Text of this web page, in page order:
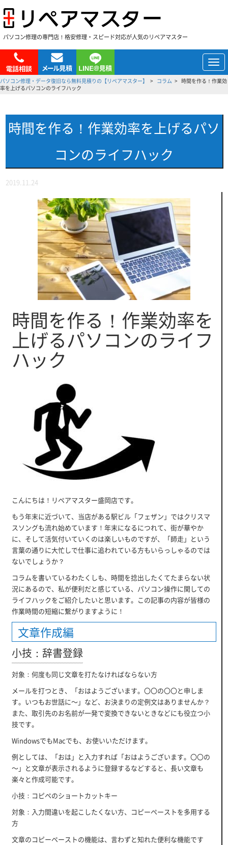
パソコン修理の専門店！格安修理・スピード対応が人気のリペアマスター
メ
ニ
ュ
パソコン修理・データ復旧なら無料見積りの【リペアマスター】 コラム
時間を作る！作業効
率を上げるパソコンのライフハック
時間を作る！作業効率を上げるパソ
コンのライフハック
2019.11.24
時間を作る！作業効率を
上げるパソコンのライフ
ハック
こんにちは！リペアマスター盛岡店です。
もう年末に近づいて、当店がある駅ビル「フェザン」ではクリスマ
スソングも流れ始めています！年末になるにつれて、街が華やか
に、そして活気付いていくのは楽しいものですが、「師走」という
言葉の通りに大忙しで仕事に追われている方もいらっしゃるのでは
ないでしょうか？
コラムを書いているわたくしも、時間を捻出したくてたまらない状
況にあるので、私が便利だと感じている、パソコン操作に関しての
ライフハックをご紹介したいと思います。この記事の内容が皆様の
作業時間の短縮に繋がりますように！
文章作成編
小技：辞書登録
対象：何度も同じ文章を打たなければならない方
メールを打つとき、「おはようございます。〇〇の〇〇と申しま
す。いつもお世話に～」など、お決まりの定例文はありませんか？
また、取引先のお名前が一発で変換できないときなどにも役立つ小
技です。
WindowsでもMacでも、お使いいただけます。
例としては、「おは」と入力すれば「おはようございます。〇〇の
～」と文章が表示されるように登録するなどすると、長い文章も
楽々と作成可能です。
小技：コピペのショートカットキー
対象：入力間違いを起こしたくない方、コピーペーストを多用する
方
文章のコピーペーストの機能は、言わずと知れた便利な機能です